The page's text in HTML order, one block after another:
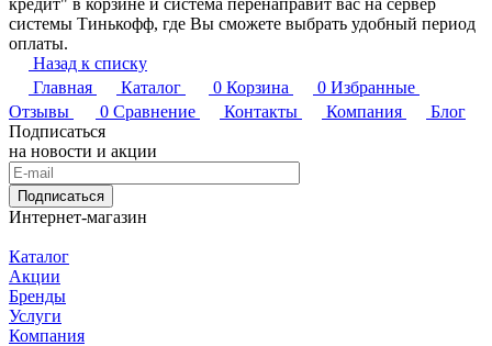
кредит" в корзине и система перенаправит вас на сервер
системы Тинькофф, где Вы сможете выбрать удобный период
оплаты.
Назад к списку
Главная
Каталог 0 Корзина 0 Избранные
Отзывы
0 Сравнение Контакты Компания
Блог
Подписаться
на новости и акции
Подписаться
Интернет-магазин
Каталог
Акции
Бренды
Услуги
Компания